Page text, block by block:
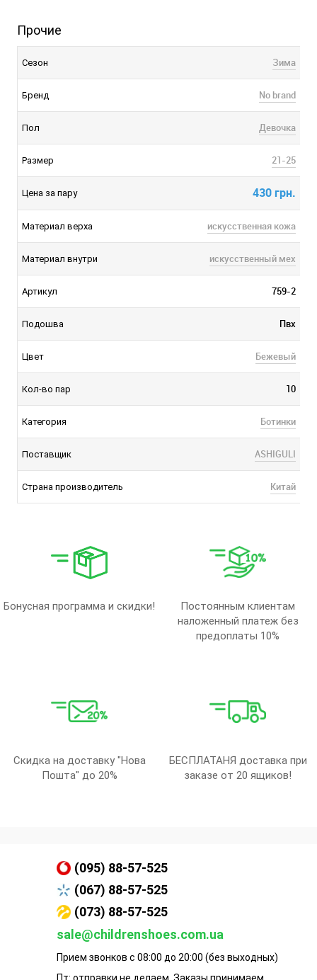
Прочие
Сезон Зима
Бренд No brand
Пол Девочка
Размер 21-25
Цена за пару 430 грн.
Материал верха искусственная кожа
Материал внутри искусственный мех
Артикул 759-2
Подошва Пвх
Цвет Бежевый
Кол-во пар 10
Категория Ботинки
Поставщик ASHIGULI
Страна производитель Китай
Бонусная программа и скидки!
Постоянным клиентам
наложенный платеж без
предоплаты 10%
Скидка на доставку "Нова
Пошта" до 20%
БЕСПЛАТАНЯ доставка при
заказе от 20 ящиков!
(095) 88-57-525
(067) 88-57-525
(073) 88-57-525
sale@childrenshoes.com.ua
Прием звонков с 08:00 до 20:00 (без выходных)